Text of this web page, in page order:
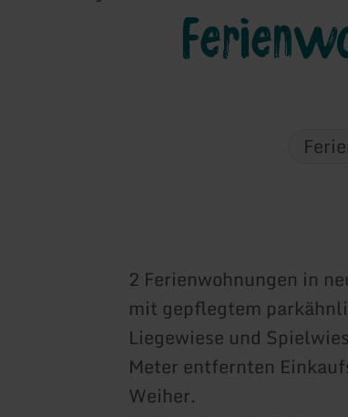
2 Ferienwohnungen in
mit gepflegtem
Liegewiese und
Meter entfernten
Weiher.